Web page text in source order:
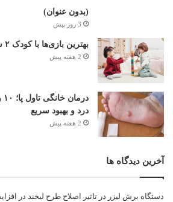
(بدون عنوان)
3 روز پیش
بهترین بازی‌ها با کودک ۲ ساله
2 هفته پیش
درد و بهبود سریع
2 هفته پیش
آخرین دیدگاه ها
دستگاه برش لیزر در تاثیر اصلاح طرح لبخند در